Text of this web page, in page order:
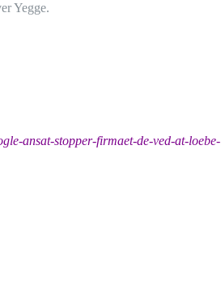
Yegge.
ansat-stopper-firmaet-de-ved-at-loebe-